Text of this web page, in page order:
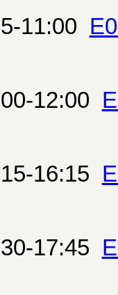
11:00
12:00
16:15
17:45